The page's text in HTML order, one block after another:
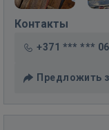
Контакты
+371 *** *** 06
Предложить